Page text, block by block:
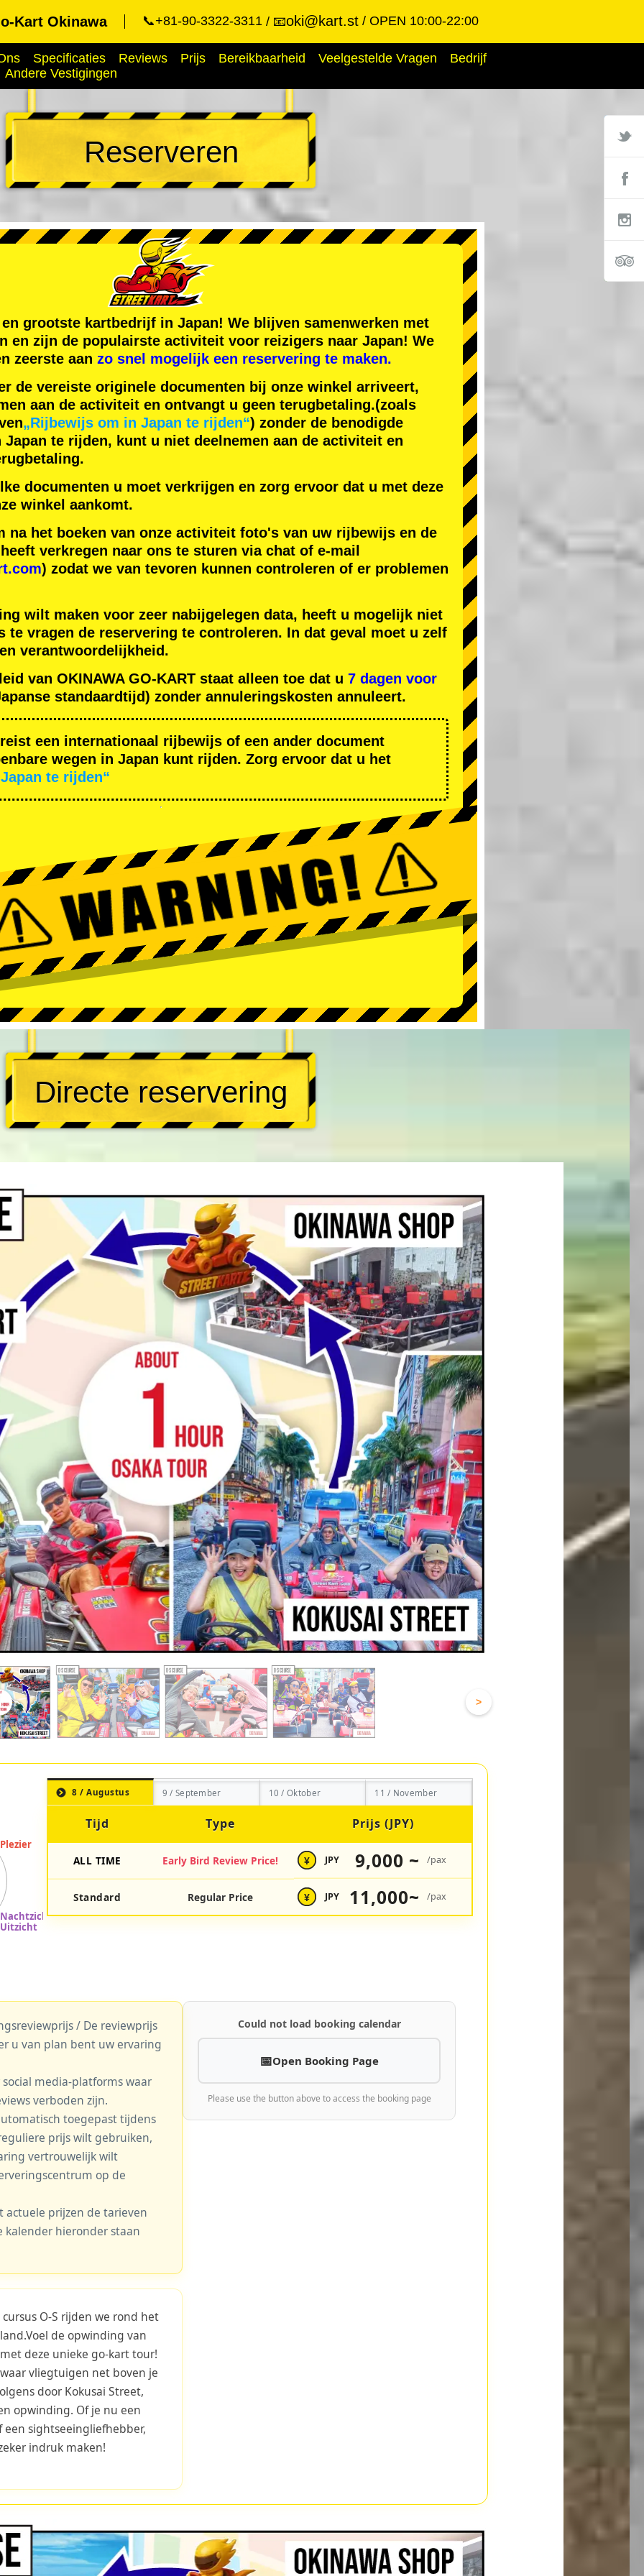
Kart Okinawa 📞+81-90-3322-3311 📧oki@kart.st OPEN 10:00-22:00
Specificaties Reviews Prijs Bereikbaarheid Veelgestelde Vragen
Bedrijf
Andere Vestigingen
Reserveren
grootste kartbedrijf in Japan! We blijven samenwerken met
en zijn de populairste activiteit voor reizigers naar Japan! We
zeerste aan zo snel mogelijk een reservering te maken.
de vereiste originele documenten bij onze winkel arriveert,
aan de activiteit en ontvangt u geen terugbetaling.(zoals
„Rijbewijs om in Japan te rijden“) zonder de benodigde
te rijden, kunt u niet deelnemen aan de activiteit en
documenten u moet verkrijgen en zorg ervoor dat u met deze
winkel aankomt.
na het boeken van onze activiteit foto's van uw rijbewijs en de
verkregen naar ons te sturen via chat of e-mail
) zodat we van tevoren kunnen controleren of er problemen
wilt maken voor zeer nabijgelegen data, heeft u mogelijk niet
te vragen de reservering te controleren. In dat geval moet u zelf
verantwoordelijkheid.
van OKINAWA GO-KART staat alleen toe dat u 7 dagen voor
standaardtijd) zonder annuleringskosten annuleert.
een internationaal rijbewijs of een ander document
wegen in Japan kunt rijden. Zorg ervoor dat u het
te rijden“
Directe reservering
>
8 / Augustus 9 / September 10 / Oktober 11 / November
Tijd Type Prijs (JPY)
ALL TIME Early Bird Review Price! ¥ JPY 9,000 ~ /pax
Standard Regular Price ¥ JPY 11,000~ /pax
/ De reviewprijs
u van plan bent uw ervaring
media-platforms waar
verboden zijn.
toegepast tijdens
prijs wilt gebruiken,
vertrouwelijk wilt
op de
actuele prijzen de tarieven
kalender hieronder staan
O-S rijden we rond het
de opwinding van
deze unieke go-kart tour!
vliegtuigen net boven je
door Kokusai Street,
opwinding. Of je nu een
sightseeingliefhebber,
indruk maken!
Could not load booking calendar
Open Booking Page
Please use the button above to access the booking page